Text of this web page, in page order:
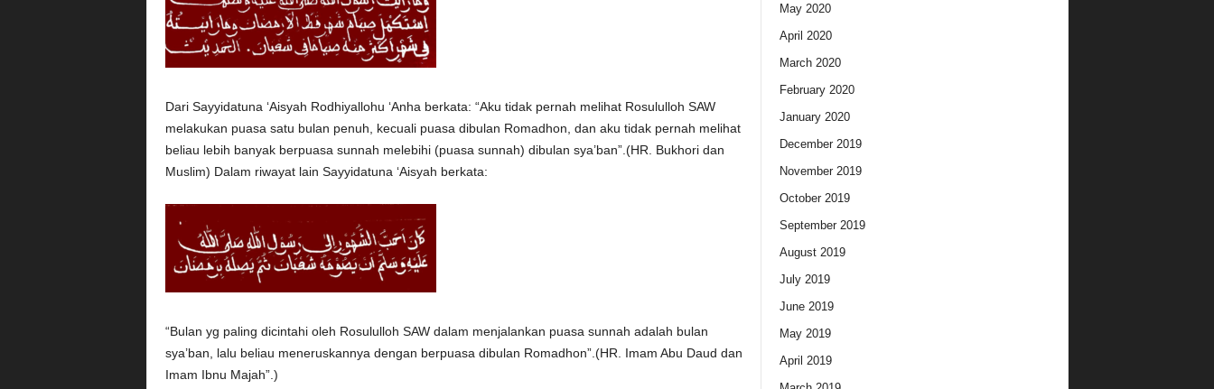
Dari Sayyidatuna ‘Aisyah Rodhiyallohu ‘Anha berkata: “Aku tidak pernah melihat Rosululloh SAW
melakukan puasa satu bulan penuh, kecuali puasa dibulan Romadhon, dan aku tidak pernah melihat
beliau lebih banyak berpuasa sunnah melebihi (puasa sunnah) dibulan sya’ban”.(HR. Bukhori dan
Muslim) Dalam riwayat lain Sayyidatuna ‘Aisyah berkata:
“Bulan yg paling dicintahi oleh Rosululloh SAW dalam menjalankan puasa sunnah adalah bulan
sya’ban, lalu beliau meneruskannya dengan berpuasa dibulan Romadhon”.(HR. Imam Abu Daud dan
Imam Ibnu Majah”.)
May 2020
April 2020
March 2020
February 2020
January 2020
December 2019
November 2019
October 2019
September 2019
August 2019
July 2019
June 2019
May 2019
April 2019